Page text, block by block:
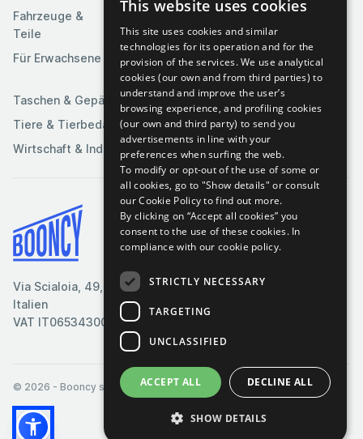
Fahrzeuge &
Teile
Für Erwachsene
Unterhaltung
Medien
Software
Spielzeuge &
Spiele
Sportartikel
Taschen & Gepäck
Tiere & Tierbedarf
Wirtschaft & Industrie
Via Scialoia, 49, Florenz,
Italien
VAT IT06534300485
Bedingungen & Konditionen
Cookie-Richtlinie
Datenschutzrichtlinie
© 2026 - Booncy srl - VAT IT06534300485
This website uses cookies
This site uses cookies and similar
technologies for its operation and for the
provision of the services. We use analytical
cookies (our own and from third parties) to
understand and improve the user’s
browsing experience, and profiling cookies
(our own and third party) to send you
advertisements in line with your
preferences when surfing the web.
To modify or opt-out of the use of some or
all cookies, go to "Show details" or consult
our Cookie Policy to find out more.
By clicking on “Accept all cookies” you
consent to the use of these cookies. In
compliance with our cookie policy.
STRICTLY NECESSARY
TARGETING
UNCLASSIFIED
ACCEPT ALL DECLINE ALL
SHOW DETAILS